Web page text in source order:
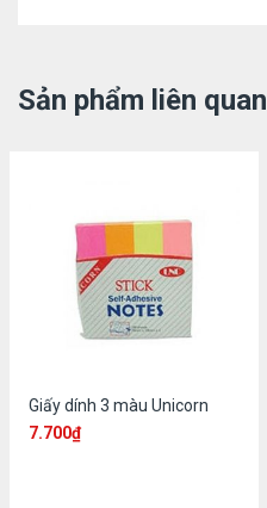
Sản phẩm liên quan
Giấy dính 3 màu Unicorn
7.700₫